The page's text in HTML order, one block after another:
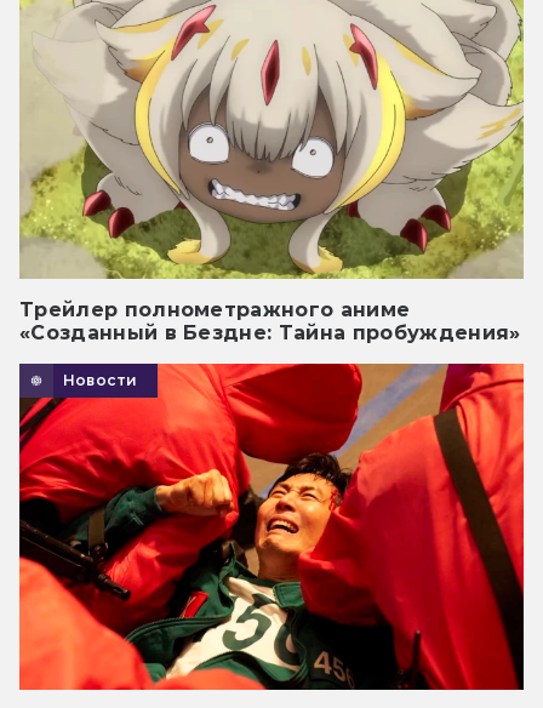
Трейлер полнометражного аниме
«Созданный в Бездне: Тайна пробуждения»
Новости